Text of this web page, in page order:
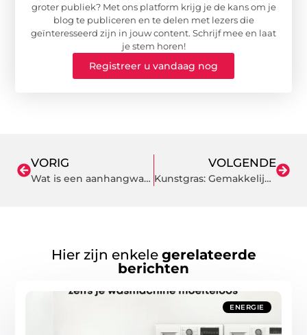
groter publiek? Met ons platform krijg je de kans om je
blog te publiceren en te delen met lezers die
geïnteresseerd zijn in jouw content. Schrijf mee en laat
je stem horen!
Registreer u vandaag nog
VORIG
Wat is een aanhangwagennet en hoe kan het u helpen?
VOLGENDE
Kunstgras: Gemakkelijk en duurzaam
Hier zijn enkele gerelateerde
berichten
ENERGIE